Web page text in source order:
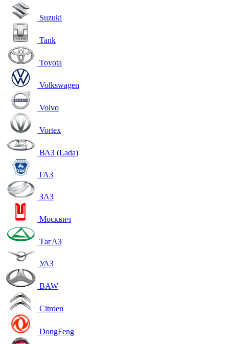
Suzuki
Tank
Toyota
Volkswagen
Volvo
Vortex
ВАЗ (Lada)
ГАЗ
ЗАЗ
Москвич
ТагАЗ
УАЗ
BAW
Citroen
DongFeng